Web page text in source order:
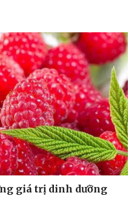
giá trị dinh dưỡng